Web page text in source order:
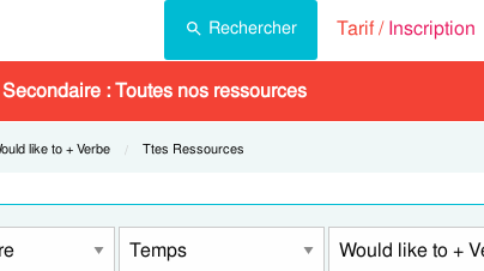
Rechercher Tarif /Inscription
: Toutes nos ressources
like to + Verbe Current:
Ttes Ressources